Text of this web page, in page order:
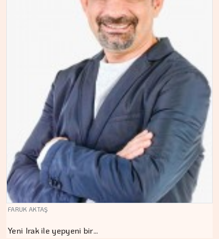
FARUK AKTAŞ
Yeni Irak ile yepyeni bir…